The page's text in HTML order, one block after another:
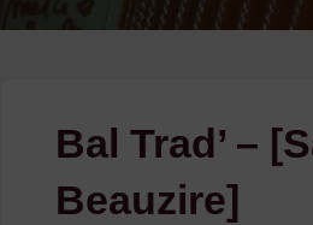
Bal Trad’ –
Beauzire]